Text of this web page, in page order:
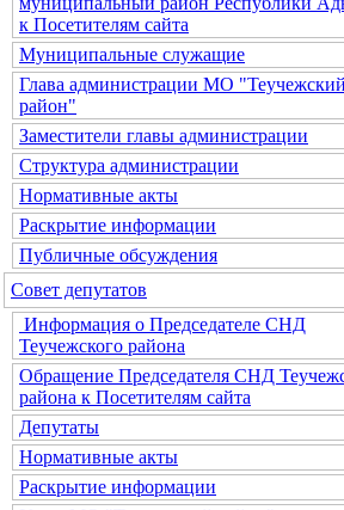
к Посетителям сайта
Муниципальные служащие
Глава администрации МО "Теучежский
район"
Заместители главы администрации
Структура администрации
Нормативные акты
Раскрытие информации
Публичные обсуждения
Совет депутатов
Информация о Председателе СНД
Теучежского района
Обращение Председателя СНД
района к Посетителям сайта
Депутаты
Нормативные акты
Раскрытие информации